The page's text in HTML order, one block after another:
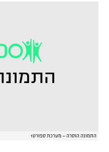
התמונה הוסרה – מערכת ספורט1